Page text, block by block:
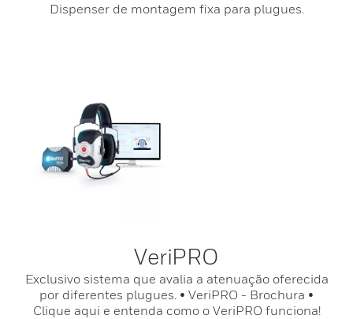
Dispenser de montagem fixa para plugues.
VeriPRO
Exclusivo sistema que avalia a atenuação oferecida
por diferentes plugues. • VeriPRO - Brochura •
Clique aqui e entenda como o VeriPRO funciona!